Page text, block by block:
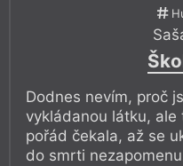
Dodnes nevím, proč
vykládanou látku, ale
pořád čekala, až se
do smrti